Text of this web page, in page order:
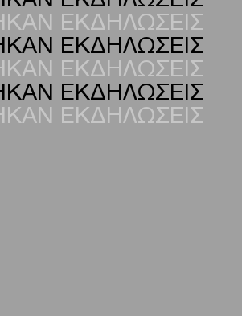
ΕΚΔΗΛΩΣΕΙΣ
ΕΚΔΗΛΩΣΕΙΣ
ΕΚΔΗΛΩΣΕΙΣ
ΕΚΔΗΛΩΣΕΙΣ
ΕΚΔΗΛΩΣΕΙΣ